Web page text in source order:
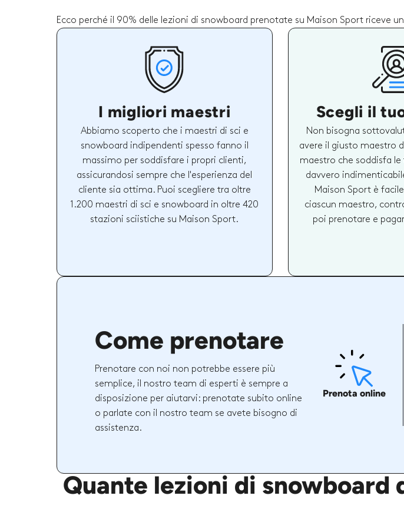
Ecco perché il 90% delle lezioni di snowboard prenotate su Maison Sport riceve
I migliori maestri
Abbiamo scoperto che i maestri di sci e
snowboard indipendenti spesso fanno il
massimo per soddisfare i propri clienti,
assicurandosi sempre che l'esperienza del
cliente sia ottima. Puoi scegliere tra oltre
1.200 maestri di sci e snowboard in oltre 420
stazioni sciistiche su Maison Sport.
Scegli il
Non bisogna
avere il giusto maestro
maestro che soddisfa le
davvero
Maison Sport è
ciascun maestro,
poi prenotare e
Come prenotare
Prenotare con noi non potrebbe essere più
semplice, il nostro team di esperti è sempre a
disposizione per aiutarvi: prenotate subito online
o parlate con il nostro team se avete bisogno di
assistenza.
Prenota online
Quante lezioni di